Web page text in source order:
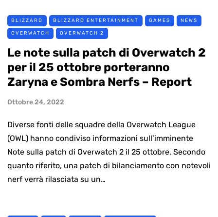
BLIZZARD BLIZZARD ENTERTAINMENT GAMES NEWS
OVERWATCH OVERWATCH 2
Le note sulla patch di Overwatch 2
per il 25 ottobre porteranno
Zaryna e Sombra Nerfs – Report
Ottobre 24, 2022
Diverse fonti delle squadre della Overwatch League
(OWL) hanno condiviso informazioni sull’imminente
Note sulla patch di Overwatch 2 il 25 ottobre. Secondo
quanto riferito, una patch di bilanciamento con notevoli
nerf verrà rilasciata su un…